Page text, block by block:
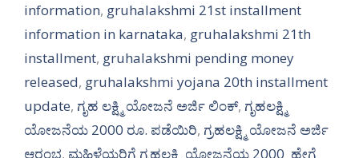
information, gruhalakshmi 21st installment
information in karnataka, gruhalakshmi 21th
installment, gruhalakshmi pending money
released, gruhalakshmi yojana 20th installment
update, ಗೃಹ ಲಕ್ಷ್ಮಿ ಯೋಜನೆ ಅರ್ಜಿ ಲಿಂಕ್, ಗೃಹಲಕ್ಷ್ಮಿ
ಯೋಜನೆಯ 2000 ರೂ. ಪಡೆಯಿರಿ, ಗ್ರಹಲಕ್ಷ್ಮಿ ಯೋಜನೆ ಅರ್ಜಿ
ಆರಂಭ, ಮಹಿಳೆಯರಿಗೆ ಗೃಹಲಕ್ಷ್ಮಿ ಯೋಜನೆಯ 2000 ಹೇಗೆ